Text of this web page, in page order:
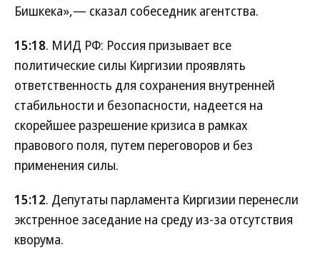
Бишкека»,— сказал собеседник агентства.
15:18. МИД РФ: Россия призывает все
политические силы Киргизии проявлять
ответственность для сохранения внутренней
стабильности и безопасности, надеется на
скорейшее разрешение кризиса в рамках
правового поля, путем переговоров и без
применения силы.
15:12. Депутаты парламента Киргизии перенесли
экстренное заседание на среду из-за отсутствия
кворума.